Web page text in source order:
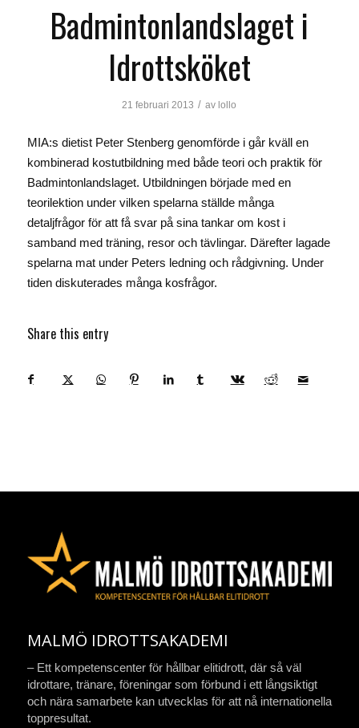
Badmintonlandslaget i
Idrottsköket
21 februari 2013 / av lollo
MIA:s dietist Peter Stenberg genomförde i går kväll en
kombinerad kostutbildning med både teori och praktik för
Badmintonlandslaget. Utbildningen började med en
teorilektion under vilken spelarna ställde många
detaljfrågor för att få svar på sina tankar om kost i
samband med träning, resor och tävlingar. Därefter lagade
spelarna mat under Peters ledning och rådgivning. Under
tiden diskuterades många kosfrågor.
Share this entry
MALMÖ IDROTTSAKADEMI
– Ett kompetenscenter för hållbar elitidrott, där så väl
idrottare, tränare, föreningar som förbund i ett långsiktigt
och nära samarbete kan utvecklas för att nå internationella
toppresultat.